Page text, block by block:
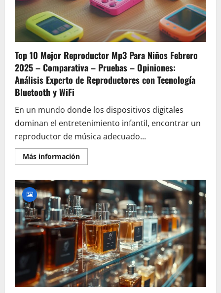
Top 10 Mejor Reproductor Mp3 Para Niños Febrero
2025 – Comparativa – Pruebas – Opiniones:
Análisis Experto de Reproductores con Tecnología
Bluetooth y WiFi
En un mundo donde los dispositivos digitales
dominan el entretenimiento infantil, encontrar un
reproductor de música adecuado...
Más informaciónEn
savoir
Top
10
Mejor
Reproductor
Mp3
Para
Niños
Febrero
2025
–
Comparativa
–
Pruebas
–
Opiniones:
Análisis